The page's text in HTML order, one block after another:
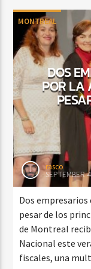
MONTREAL
DOS
POR LA
rasco
SEPTEMBER
Dos
pesar de los
de Montreal
Nacional este
fiscales, una